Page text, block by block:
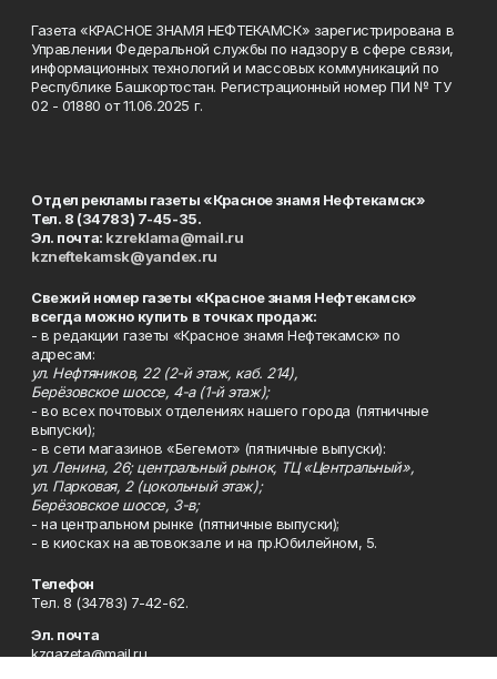
Газета «КРАСНОЕ ЗНАМЯ НЕФТЕКАМСК» зарегистрирована в
Управлении Федеральной службы по надзору в сфере связи,
информационных технологий и массовых коммуникаций по
Республике Башкортостан. Регистрационный номер ПИ № ТУ
02 - 01880 от 11.06.2025 г.
Отдел рекламы газеты «Красное знамя Нефтекамск»
Тел. 8 (34783) 7-45-35.
Эл. почта: kzreklama@mail.ru
kzneftekamsk@yandex.ru
Свежий номер газеты «Красное знамя Нефтекамск»
всегда можно купить в точках продаж:
- в редакции газеты «Красное знамя Нефтекамск» по
адресам:
ул. Нефтяников, 22 (2-й этаж, каб. 214),
Берёзовское шоссе, 4-а (1-й этаж);
- во всех почтовых отделениях нашего города (пятничные
выпуски);
- в сети магазинов «Бегемот» (пятничные выпуски):
ул. Ленина, 26; центральный рынок, ТЦ «Центральный»,
ул. Парковая, 2 (цокольный этаж);
Берёзовское шоссе, 3-в;
- на центральном рынке (пятничные выпуски);
- в киосках на автовокзале и на пр.Юбилейном, 5.
Телефон
Тел. 8 (34783) 7-42-62.
Эл. почта
kzgazeta@mail.ru